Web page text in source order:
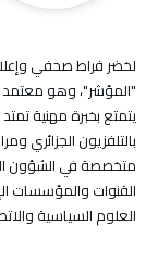
لخضر فراط صحفي
"المؤشر"، وهو معتمد
يتمتع بخبرة مهنية
بالتلفزيون الجزائري
متخصصة في الشؤون
القنوات والمؤسسات
العلوم السياسية